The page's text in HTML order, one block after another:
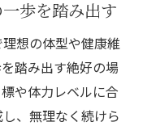
ー選びで重視す
ルジムの見極め
ムの条件とは
歩を踏み出す
想の体型や健康維
踏み出す絶好の場
や体力レベルに合
、無理なく続けら